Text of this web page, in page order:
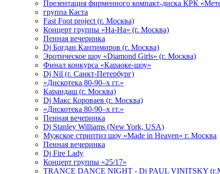
Презентация фирменного компакт-диска КРК
группа Каста
Fast Foot project (г. Москва)
Концерт группы «На-На» (г. Москва)
Пенная вечеринка
Dj Богдан Кантимиров (г. Москва)
Эротическое шоу «Diamond Girls» (г. Москва)
Финал конкурса «Караоке-шоу»
Dj Nil (г. Санкт-Петербург)
«Дискотека 80-90–х гг.»
Карандаш (г. Москва)
Dj Макс Короваев (г. Москва)
«Дискотека 80-90–х гг.»
Пенная вечеринка
Dj Stanley Williams (New York, USA)
Мужское стриптиз шоу «Made in Heaven» г. Москва
Пенная вечеринка
Dj Fire Lady
Концерт группы «25/17»
TRANCE DANCE NIGHT - Dj PAUL VINITSKY